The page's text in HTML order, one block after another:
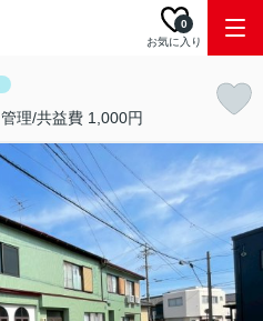
お気に入り
0
管理/共益費 1,000円